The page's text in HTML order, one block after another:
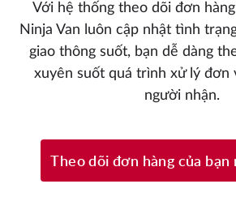
Với hệ thống theo dõi đơn
Ninja Van luôn cập nhật tình
giao thông suốt, bạn dễ dàng
xuyên suốt quá trình xử lý đơn
người nhận.
Theo dõi đơn hàng của bạn